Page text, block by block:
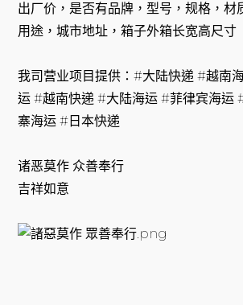
出厂价，是否有品牌，型号，规格，材
用途，城市地址，箱子外箱长宽高尺寸
我司营业项目提供：#大陆快递 #越南
运 #越南快递 #大陆海运 #菲律宾海运
寨海运 #日本快递
诸恶莫作 众善奉行
吉祥如意